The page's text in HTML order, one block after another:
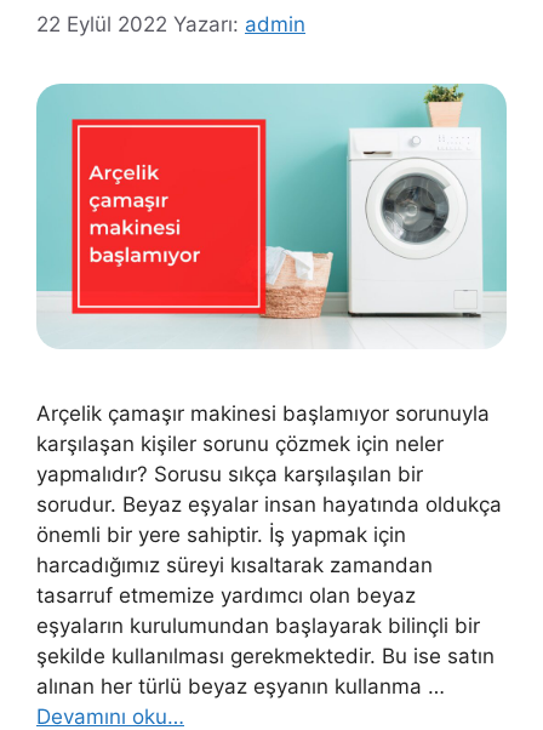
22 Eylül 2022 Yazarı: admin
Arçelik çamaşır makinesi başlamıyor sorunuyla
karşılaşan kişiler sorunu çözmek için neler
yapmalıdır? Sorusu sıkça karşılaşılan bir
sorudur. Beyaz eşyalar insan hayatında oldukça
önemli bir yere sahiptir. İş yapmak için
harcadığımız süreyi kısaltarak zamandan
tasarruf etmemize yardımcı olan beyaz
eşyaların kurulumundan başlayarak bilinçli bir
şekilde kullanılması gerekmektedir. Bu ise satın
alınan her türlü beyaz eşyanın kullanma …
Devamını oku…